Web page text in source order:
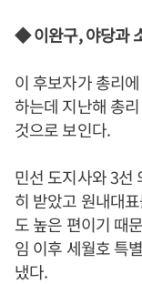
◆ 이완구, 야당과
이 후보자가 총리
하는데 지난해 총
것으로 보인다.
민선 도지사와 3선
히 받았고 원내대
도 높은 편이기 때
임 이후 세월호 특
냈다.